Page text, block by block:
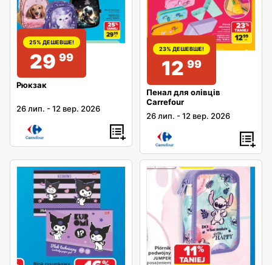
25% ДЕШЕВШЕ!
29 99
Рюкзак
26 лип. -12 вер. 2026
23% ДЕШЕВШЕ!
12 99
Пенал для олівців
Carrefour
26 лип. -12 вер. 2026